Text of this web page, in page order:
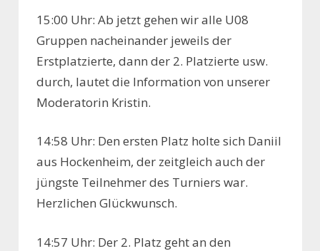
15:00 Uhr: Ab jetzt gehen wir alle U08
Gruppen nacheinander jeweils der
Erstplatzierte, dann der 2. Platzierte usw.
durch, lautet die Information von unserer
Moderatorin Kristin.
14:58 Uhr: Den ersten Platz holte sich Daniil
aus Hockenheim, der zeitgleich auch der
jüngste Teilnehmer des Turniers war.
Herzlichen Glückwunsch.
14:57 Uhr: Der 2. Platz geht an den